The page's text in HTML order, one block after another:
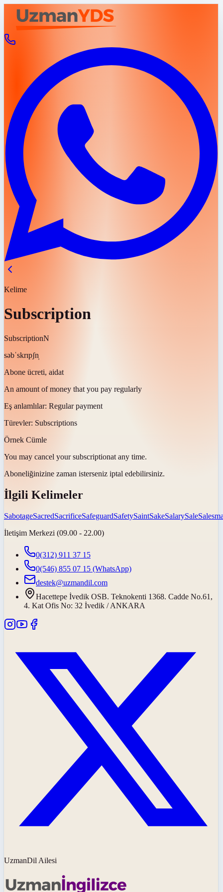
Kelime
Subscription
SubscriptionN
səbˈskrɪpʃn̩
Abone ücreti, aidat
An amount of money that you pay regularly
Eş anlamlılar: Regular payment
Türevler: Subscriptions
Örnek Cümle
You may cancel your subscriptionat any time.
Aboneliğinizine zaman isterseniz iptal edebilirsiniz.
İlgili Kelimeler
SabotageSacredSacrificeSafeguardSafetySaintSakeSalarySale
İletişim Merkezi (09.00 - 22.00)
0(312) 911 37 15
0(546) 855 07 15 (WhatsApp)
destek@uzmandil.com
Hacettepe İvedik OSB. Teknokenti 1368. Cadde No.61,
4. Kat Ofis No: 32 İvedik / ANKARA
UzmanDil Ailesi